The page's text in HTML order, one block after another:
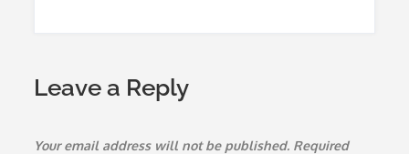
Leave a Reply
Your email address will not be published. Required